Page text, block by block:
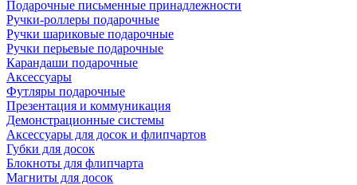
Подарочные письменные принадлежности
Ручки-роллеры подарочные
Ручки шариковые подарочные
Ручки перьевые подарочные
Карандаши подарочные
Аксессуары
Футляры подарочные
Презентация и коммуникация
Демонстрационные системы
Аксессуары для досок и флипчартов
Губки для досок
Блокноты для флипчарта
Магниты для досок